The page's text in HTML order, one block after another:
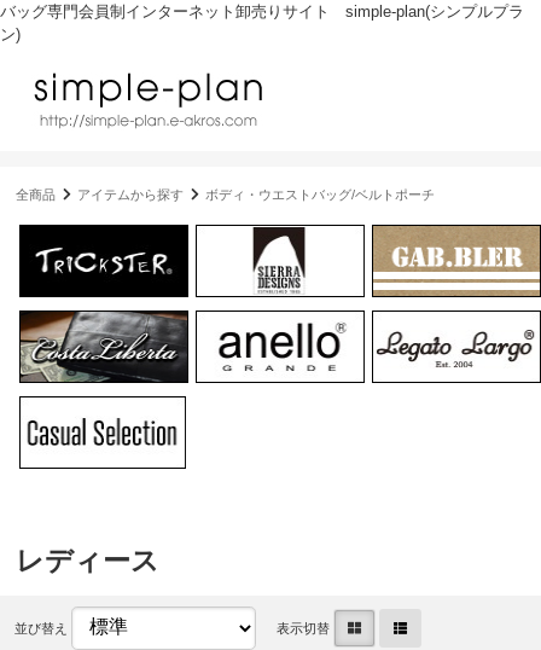
バッグ専門会員制インターネット卸売りサイト simple-plan(シンプルプラ
ン)
全商品 アイテムから探す ボディ・ウエストバッグ/ベルトポーチ
レディース
並び替え 表示切替